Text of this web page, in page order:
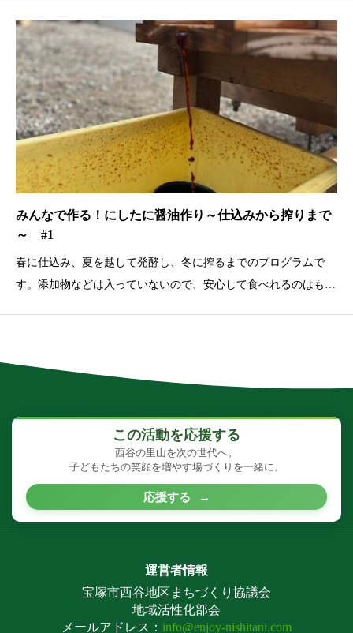
みんなで作る！にしたに醤油作り～仕込みから搾りまで
～ #1
春に仕込み、夏を越して発酵し、冬に搾るまでのプログラムで
す。添加物などは入っていないので、安心して食べれるのはもち
この活動を応援する
西谷の里山を次の世代へ。
子どもたちの笑顔を増やす場づくりを一緒に。
応援する →
運営者情報
宝塚市西谷地区まちづくり協議会
地域活性化部会
メールアドレス： info@enjoy-nishitani.com